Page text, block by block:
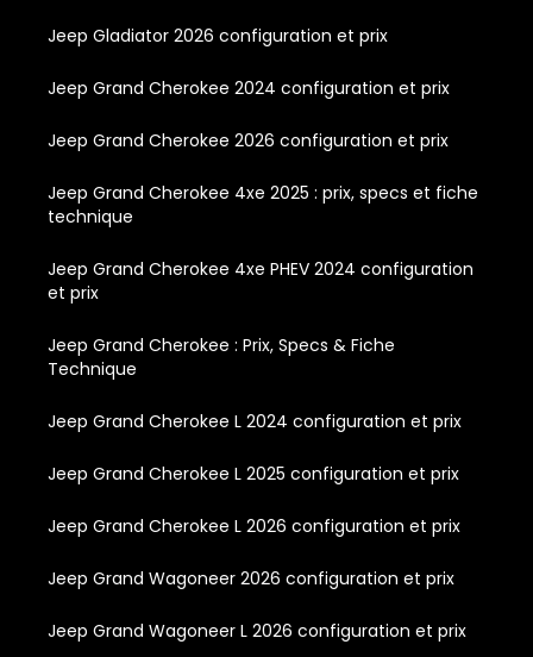
Jeep Gladiator 2026 configuration et prix
Jeep Grand Cherokee 2024 configuration et prix
Jeep Grand Cherokee 2026 configuration et prix
Jeep Grand Cherokee 4xe 2025 : prix, specs et fiche
technique
Jeep Grand Cherokee 4xe PHEV 2024 configuration
et prix
Jeep Grand Cherokee : Prix, Specs & Fiche
Technique
Jeep Grand Cherokee L 2024 configuration et prix
Jeep Grand Cherokee L 2025 configuration et prix
Jeep Grand Cherokee L 2026 configuration et prix
Jeep Grand Wagoneer 2026 configuration et prix
Jeep Grand Wagoneer L 2026 configuration et prix